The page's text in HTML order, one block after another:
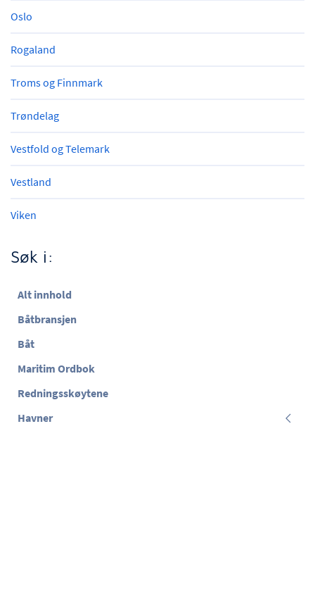
Oslo
Rogaland
Troms og Finnmark
Trøndelag
Vestfold og Telemark
Vestland
Viken
Søk i:
Alt innhold
Båtbransjen
Båt
Maritim Ordbok
Redningsskøytene
Havner